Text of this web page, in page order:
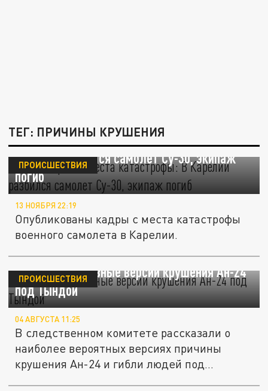
ТЕГ: ПРИЧИНЫ КРУШЕНИЯ
Первые фото с места катастрофы: В
Карелии разбился самолет Су-30, экипаж
погиб
ПРОИСШЕСТВИЯ
13 НОЯБРЯ 22:19
Опубликованы кадры с места катастрофы
военного самолета в Карелии.
СК: есть 2 основные версии крушения Ан-24
под Тындой
ПРОИСШЕСТВИЯ
04 АВГУСТА 11:25
В следственном комитете рассказали о
наиболее вероятных версиях причины
крушения Ан-24 и гибли людей под...